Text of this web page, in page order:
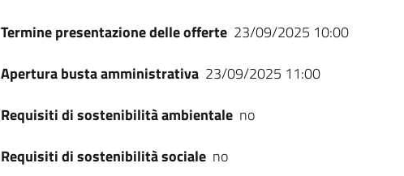
Termine presentazione delle offerte 23/09/2025 10:00
Apertura busta amministrativa 23/09/2025 11:00
Requisiti di sostenibilità ambientale no
Requisiti di sostenibilità sociale no